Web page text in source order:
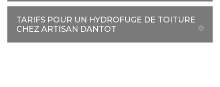
TARIFS POUR UN HYDROFUGE DE TOITURE
CHEZ ARTISAN DANTOT